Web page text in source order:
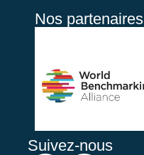
Nos partenaires
Suivez-nous